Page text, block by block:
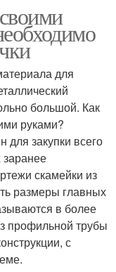
для
большой. Как
руками?
для закупки всего
заранее
скамейки из
размеры главных
в более
профильной трубы
с